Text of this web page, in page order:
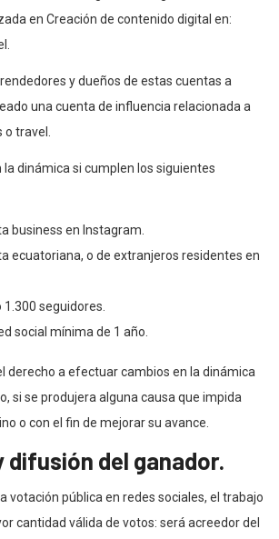
en Creación de contenido digital en:
y dueños de estas cuentas a
una cuenta de influencia relacionada a
o travel.
la dinámica si cumplen los siguientes
business en Instagram.
ecuatoriana, o de extranjeros residentes en
seguidores.
social mínima de 1 año.
derecho a efectuar cambios en la dinámica
si se produjera alguna causa que impida
o con el fin de mejorar su avance.
difusión del ganador.
votación pública en redes sociales, el trabajo
cantidad válida de votos: será acreedor del